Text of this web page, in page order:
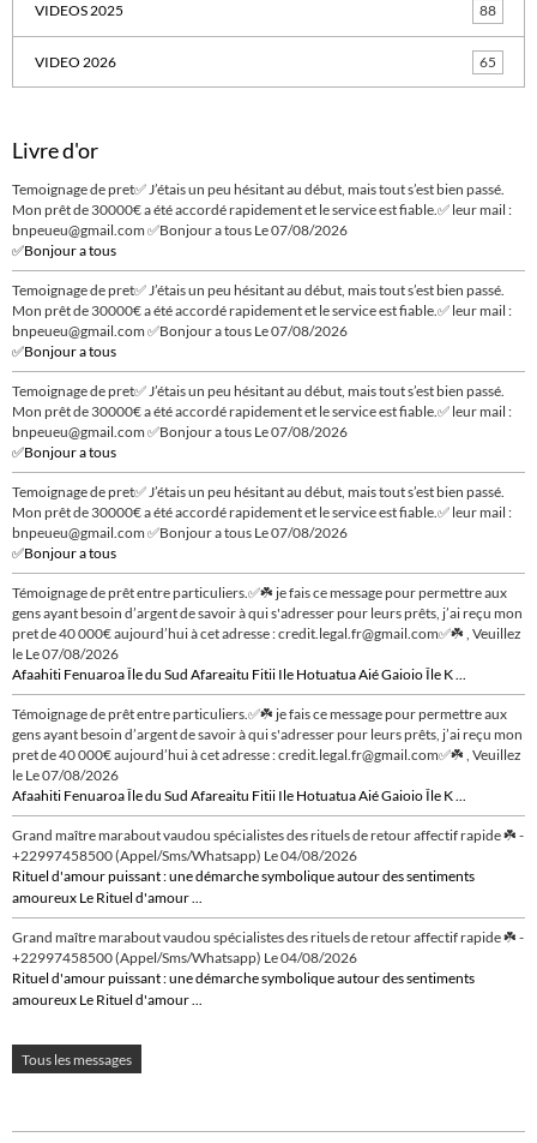
VIDEOS 2025 88
VIDEO 2026 65
Livre d'or
Temoignage de pret✅ J’étais un peu hésitant au début, mais tout s’est bien passé.
Mon prêt de 30000€ a été accordé rapidement et le service est fiable.✅ leur mail :
bnpeueu@gmail.com ✅Bonjour a tous Le 07/08/2026
✅Bonjour a tous
Temoignage de pret✅ J’étais un peu hésitant au début, mais tout s’est bien passé.
Mon prêt de 30000€ a été accordé rapidement et le service est fiable.✅ leur mail :
bnpeueu@gmail.com ✅Bonjour a tous Le 07/08/2026
✅Bonjour a tous
Temoignage de pret✅ J’étais un peu hésitant au début, mais tout s’est bien passé.
Mon prêt de 30000€ a été accordé rapidement et le service est fiable.✅ leur mail :
bnpeueu@gmail.com ✅Bonjour a tous Le 07/08/2026
✅Bonjour a tous
Temoignage de pret✅ J’étais un peu hésitant au début, mais tout s’est bien passé.
Mon prêt de 30000€ a été accordé rapidement et le service est fiable.✅ leur mail :
bnpeueu@gmail.com ✅Bonjour a tous Le 07/08/2026
✅Bonjour a tous
Témoignage de prêt entre particuliers.✅☘️ je fais ce message pour permettre aux
gens ayant besoin d’argent de savoir à qui s'adresser pour leurs prêts, j’ai reçu mon
pret de 40 000€ aujourd’hui à cet adresse : credit.legal.fr@gmail.com✅☘️ , Veuillez
le Le 07/08/2026
Afaahiti Fenuaroa Île du Sud Afareaitu Fitii Ile Hotuatua Aié Gaioio Île K ...
Témoignage de prêt entre particuliers.✅☘️ je fais ce message pour permettre aux
gens ayant besoin d’argent de savoir à qui s'adresser pour leurs prêts, j’ai reçu mon
pret de 40 000€ aujourd’hui à cet adresse : credit.legal.fr@gmail.com✅☘️ , Veuillez
le Le 07/08/2026
Afaahiti Fenuaroa Île du Sud Afareaitu Fitii Ile Hotuatua Aié Gaioio Île K ...
Grand maître marabout vaudou spécialistes des rituels de retour affectif rapide ☘️ -
+22997458500 (Appel/Sms/Whatsapp) Le 04/08/2026
Rituel d'amour puissant : une démarche symbolique autour des sentiments
amoureux Le Rituel d'amour ...
Grand maître marabout vaudou spécialistes des rituels de retour affectif rapide ☘️ -
+22997458500 (Appel/Sms/Whatsapp) Le 04/08/2026
Rituel d'amour puissant : une démarche symbolique autour des sentiments
amoureux Le Rituel d'amour ...
Tous les messages